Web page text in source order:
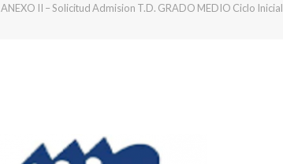
ANEXO II – Solicitud Admision T.D. GRADO MEDIO Ciclo Inicial